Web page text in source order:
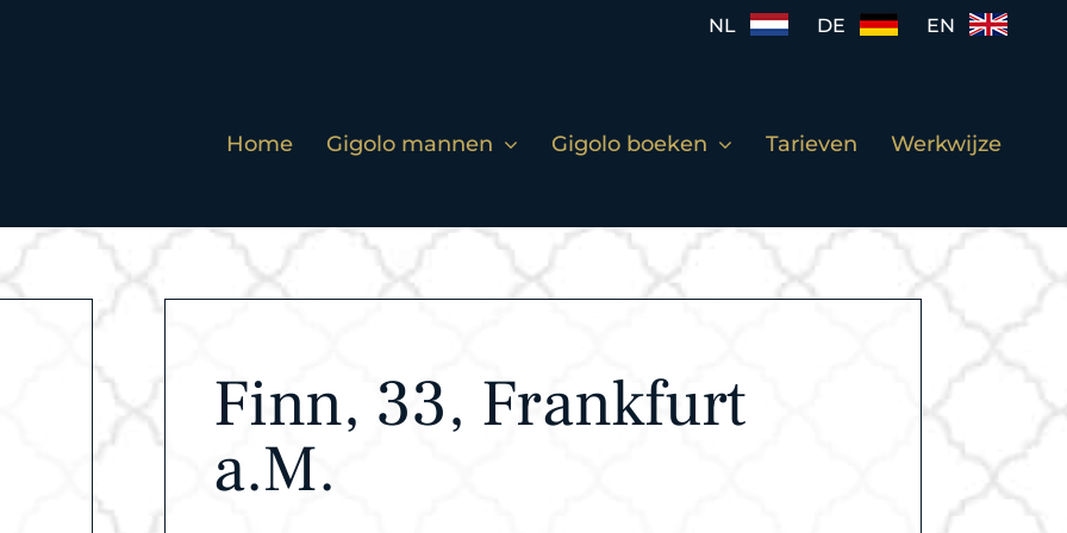
NL DE EN
Home Gigolo mannen Gigolo boeken Tarieven Werkwijze
Finn, 33, Frankfurt
a.M.